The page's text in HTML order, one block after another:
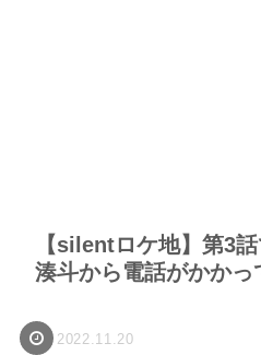
【silentロケ地】第3
湊斗から電話がかかっ
2022.11.20